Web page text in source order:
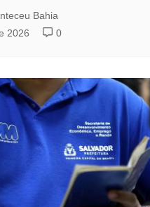
Bahia
2026
0